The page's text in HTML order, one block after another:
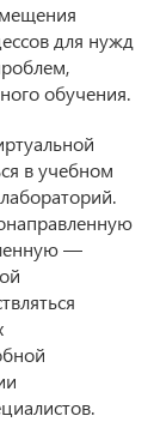
для нужд
обучения.
в учебном
—